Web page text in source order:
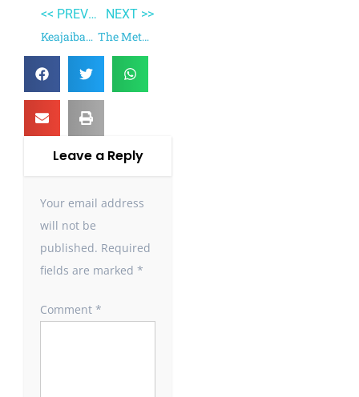
<< PREVIOUS
Keajaiban Antioksidan
NEXT >>
The Metamorphosis and Other Stories
Leave a Reply
Your email address
will not be
published. Required
fields are marked *
Comment *